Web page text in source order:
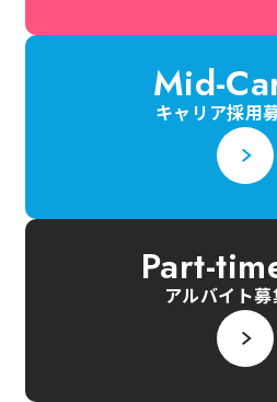
Mid-
キャリア採用
Part-
アルバイト